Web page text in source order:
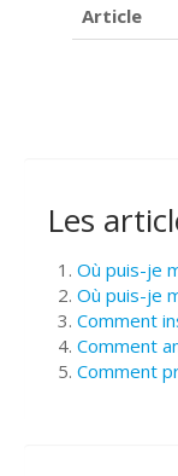
Article
Les
Où puis-je
Où puis-je
Comment
Comment
Comment